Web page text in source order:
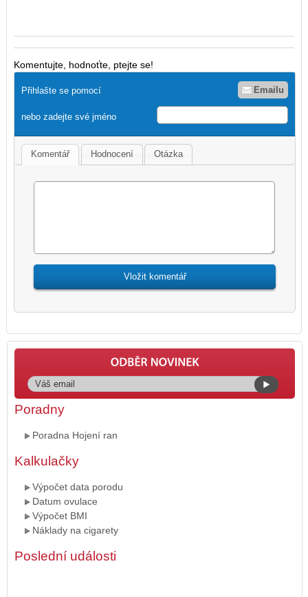
Komentujte, hodnoťte, ptejte se!
Přihlašte se pomocí Emailu
nebo zadejte své jméno
Komentář Hodnocení Otázka
Poradny
Poradna Hojení ran
Kalkulačky
Výpočet data porodu
Datum ovulace
Výpočet BMI
Náklady na cigarety
Poslední události